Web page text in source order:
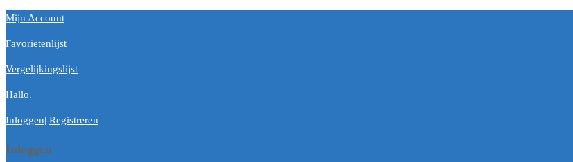
Mijn Account
Favorietenlijst
Vergelijkingslijst
Hallo.
Inloggen| Registreren
Inloggen